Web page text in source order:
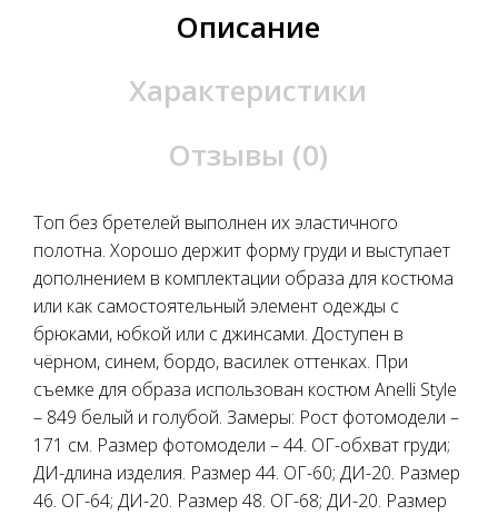
Описание
Характеристики
Отзывы (0)
Топ без бретелей выполнен их эластичного
полотна. Хорошо держит форму груди и выступает
дополнением в комплектации образа для костюма
или как самостоятельный элемент одежды с
брюками, юбкой или с джинсами. Доступен в
чёрном, синем, бордо, василек оттенках. При
съемке для образа использован костюм Anelli Style
– 849 белый и голубой. Замеры: Рост фотомодели –
171 см. Размер фотомодели – 44. ОГ-обхват груди;
ДИ-длина изделия. Размер 44. ОГ-60; ДИ-20. Размер
46. ОГ-64; ДИ-20. Размер 48. ОГ-68; ДИ-20. Размер